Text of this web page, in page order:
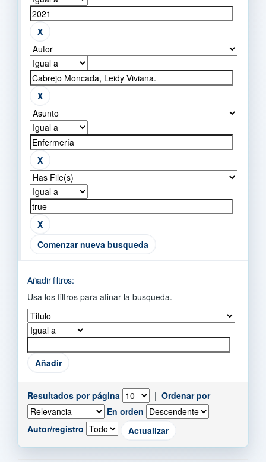
Comenzar nueva busqueda
Añadir filtros:
Usa los filtros para afinar la busqueda.
Resultados por página | Ordenar por
En orden
Autor/registro